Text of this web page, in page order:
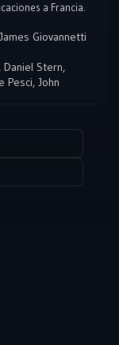
a Francia.
cerradas de su
James Giovannetti
, Daniel Stern,
Pesci, John